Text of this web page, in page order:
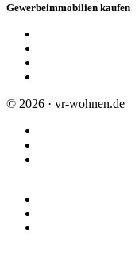
Gewerbeimmobilien kaufen
© 2026 · vr-wohnen.de